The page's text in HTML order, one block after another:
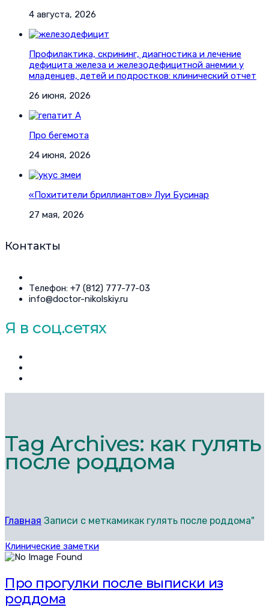
4 августа, 2026
Профилактика, скрининг, диагностика и лечение
дефицита железа и железодефицитной анемии у
младенцев, детей и подростков: клинический отчет
26 июня, 2026
Про бегемота
24 июня, 2026
«Похитители бриллиантов» Луи Бусинар
27 мая, 2026
Контакты
Телефон: +7 (812) 777-77-03
info@doctor-nikolskiy.ru
Я в соц.сетях
Tag Archives: как гулять
после роддома
Главная Записи с меткамикак гулять после роддома"
Клинические заметки
Про прогулки после выписки из
роддома